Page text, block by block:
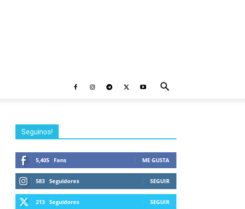
Seguinos!
5,405 Fans ME GUSTA
583 Seguidores SEGUIR
213 Seguidores SEGUIR